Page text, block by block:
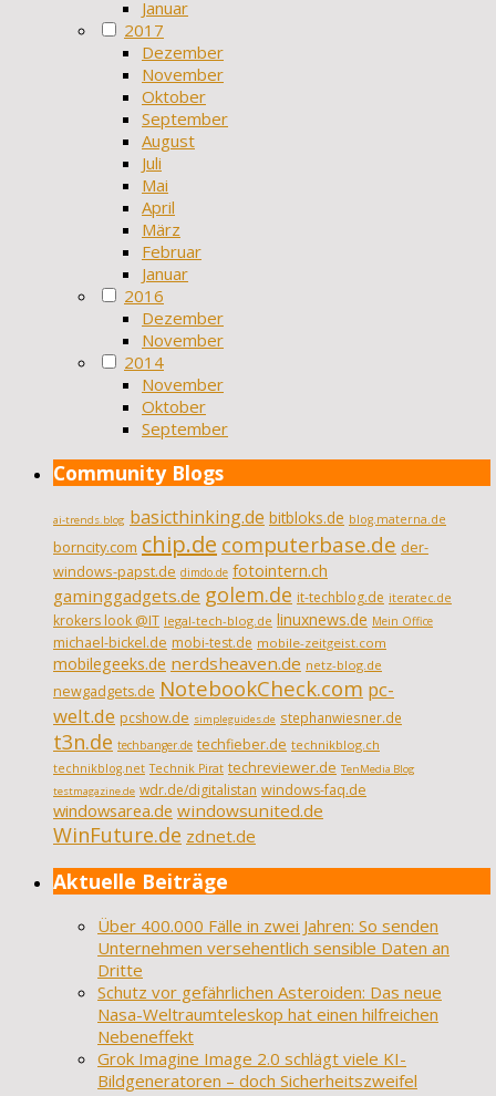
Januar
2017
Dezember
November
Oktober
September
August
Juli
Mai
April
März
Februar
Januar
2016
Dezember
November
2014
November
Oktober
September
Community Blogs
ai-trends.blog basicthinking.de bitbloks.de blog.materna.de
borncity.com chip.de computerbase.de der-
windows-papst.de dimdo.de fotointern.ch
gaminggadgets.de golem.de it-techblog.de iteratec.de
krokers look @IT legal-tech-blog.de linuxnews.de Mein Office
michael-bickel.de mobi-test.de mobile-zeitgeist.com
mobilegeeks.de nerdsheaven.de netz-blog.de
newgadgets.de NotebookCheck.com pc-
welt.de pcshow.de simpleguides.de stephanwiesner.de
t3n.de techbanger.de techfieber.de technikblog.ch
technikblog.net Technik Pirat techreviewer.de TenMedia Blog
testmagazine.de wdr.de/digitalistan windows-faq.de
windowsarea.de windowsunited.de
WinFuture.de zdnet.de
Aktuelle Beiträge
Über 400.000 Fälle in zwei Jahren: So senden
Unternehmen versehentlich sensible Daten an
Dritte
Schutz vor gefährlichen Asteroiden: Das neue
Nasa-Weltraumteleskop hat einen hilfreichen
Nebeneffekt
Grok Imagine Image 2.0 schlägt viele KI-
Bildgeneratoren – doch Sicherheitszweifel